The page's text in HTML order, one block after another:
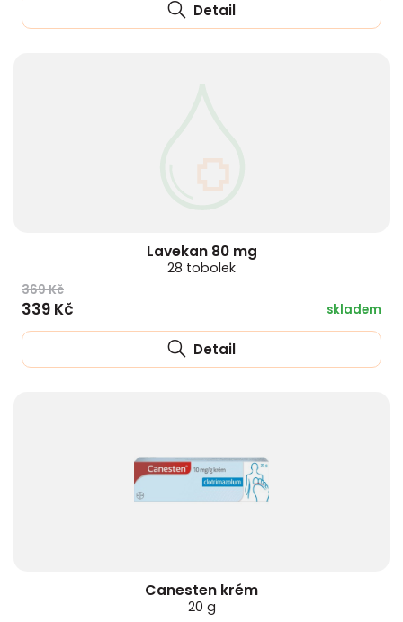
Detail
Lavekan 80 mg
28 tobolek
369 Kč
339 Kč skladem
Detail
Canesten krém
20 g